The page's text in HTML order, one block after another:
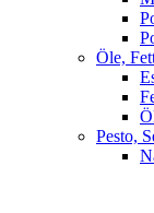
Öle,
Pesto,